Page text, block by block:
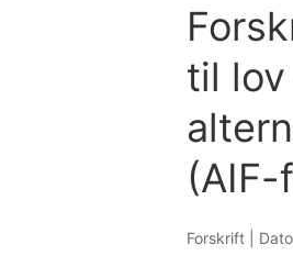
til
Forskrift |